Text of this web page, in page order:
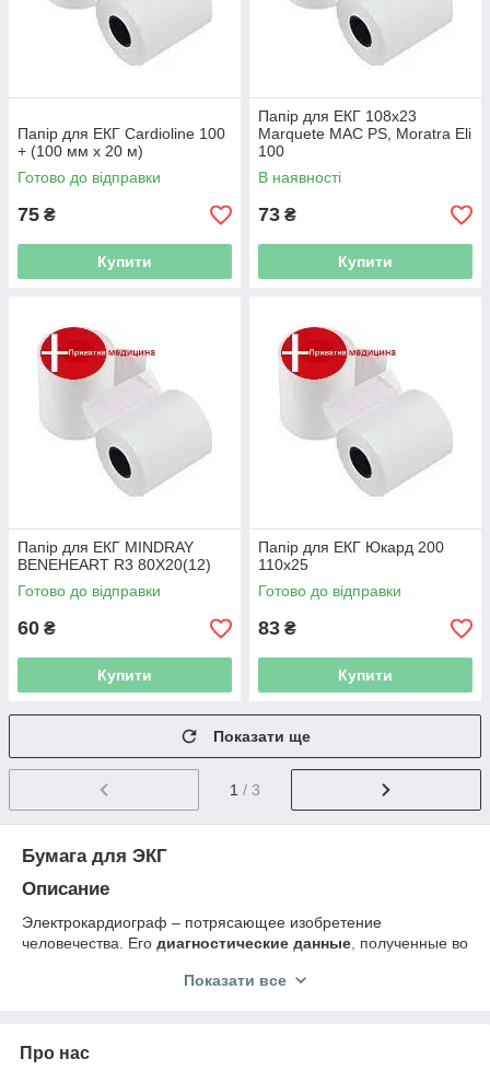
Папір для ЕКГ Cardioline 100
+ (100 мм x 20 м)
Готово до відправки
75 ₴
Купити
Папір для ЕКГ 108x23
Marquete MAC PS, Moratra Eli
100
В наявності
73 ₴
Купити
Папір для ЕКГ MINDRAY
BENEHEART R3 80Х20(12)
Готово до відправки
60 ₴
Купити
Папір для ЕКГ Юкард 200
110х25
Готово до відправки
83 ₴
Купити
Показати ще
1 / 3
Бумага для ЭКГ
Описание
Электрокардиограф – потрясающее изобретение
человечества. Его диагностические данные , полученные во
преувеличения, миллионы жизней. Вопрос только в том, как
необходимые данные при контакте с ней термоэлемента
принтера. Термобумага бывает рулонной (гармошка) и
Показати все
Про нас